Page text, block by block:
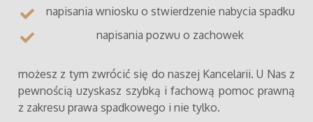
napisania wniosku o stwierdzenie nabycia spadku
napisania pozwu o zachowek
możesz z tym zwrócić się do naszej Kancelarii. U Nas z
pewnością uzyskasz szybką i fachową pomoc prawną
z zakresu prawa spadkowego i nie tylko.